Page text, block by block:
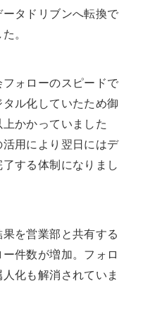
タドリブンへ転換で
。
ォローのスピードで
ル化していたため御
かかっていました
用により翌日にはデ
する体制になりまし
を営業部と共有する
件数が増加。フォロ
化も解消されていま